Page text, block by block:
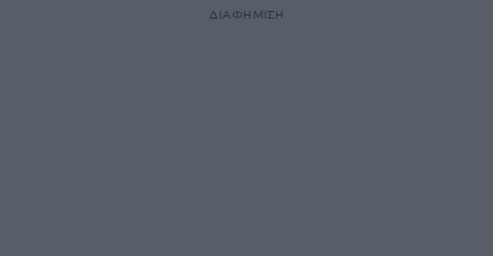
ΔΙΑΦΗΜΙΣΗ